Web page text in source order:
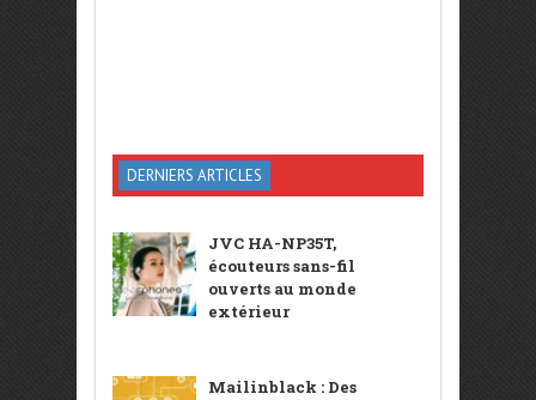
DERNIERS ARTICLES
JVC HA-NP35T,
écouteurs sans-fil
ouverts au monde
extérieur
Mailinblack : Des